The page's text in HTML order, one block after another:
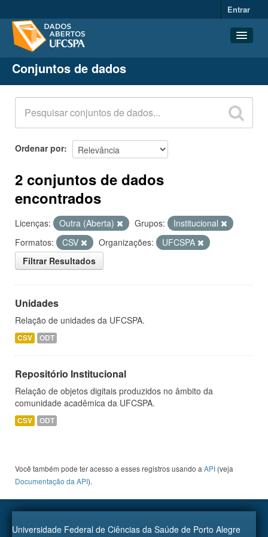
Entrar
Conjuntos de dados
Organizações
Grupos
Sobre
Conjuntos de dados
Ordenar por
2 conjuntos de dados
encontrados
Licenças: Outra (Aberta) Grupos:
Institucional
Formatos:
CSV Organizações:
UFCSPA
Filtrar Resultados
Unidades
Relação de unidades da UFCSPA.
CSV ODT
Repositório Institucional
Relação de objetos digitais produzidos no âmbito da
comunidade acadêmica da UFCSPA.
CSV ODT
Você também pode ter acesso a esses registros usando a API (veja
Documentação da API).
Universidade Federal de Ciências da Saúde de Porto Alegre